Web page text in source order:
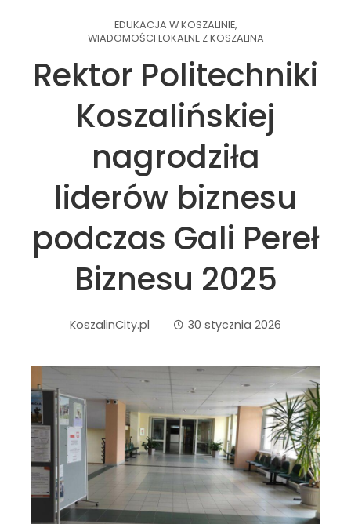
EDUKACJA W KOSZALINIE,
WIADOMOŚCI LOKALNE Z KOSZALINA
Rektor Politechniki
Koszalińskiej
nagrodziła
liderów biznesu
podczas Gali Pereł
Biznesu 2025
KoszalinCity.pl 30 stycznia 2026